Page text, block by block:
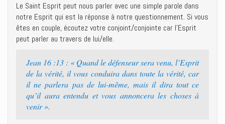
Le Saint Esprit peut nous parler avec une simple parole dans
notre Esprit qui est la réponse à notre questionnement. Si vous
êtes en couple, écoutez votre conjoint/conjointe car l’Esprit
peut parler au travers de lui/elle.
Jean 16 :13 : « Quand le défenseur sera venu, l’Esprit
de la vérité, il vous conduira dans toute la vérité, car
il ne parlera pas de lui-même, mais il dira tout ce
qu’il aura entendu et vous annoncera les choses à
venir ».